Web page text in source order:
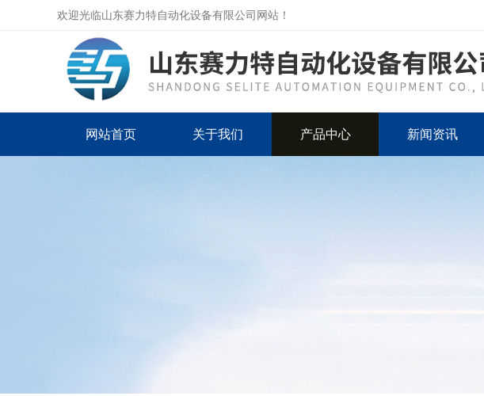
欢迎光临山东赛力特自动化设备有限公司网站！
网站首页 关于我们 产品中心 新闻资讯